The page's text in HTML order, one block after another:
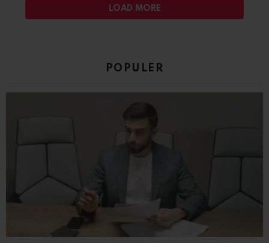
LOAD MORE
POPULER